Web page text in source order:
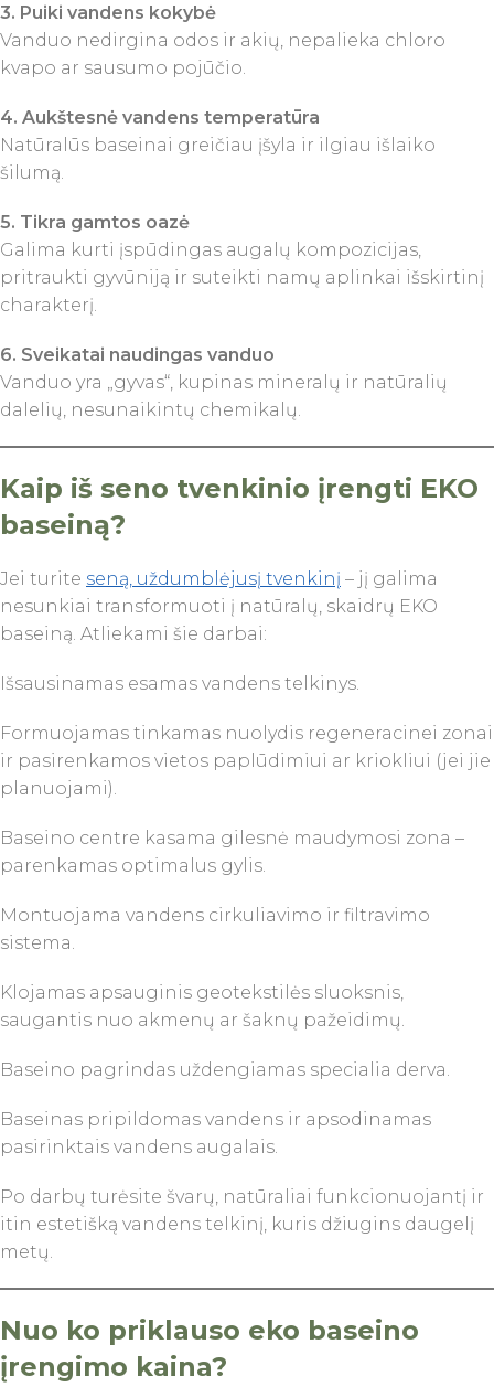
3. Puiki vandens kokybė
Vanduo nedirgina odos ir akių, nepalieka chloro
kvapo ar sausumo pojūčio.
4. Aukštesnė vandens temperatūra
Natūralūs baseinai greičiau įšyla ir ilgiau išlaiko
šilumą.
5. Tikra gamtos oazė
Galima kurti įspūdingas augalų kompozicijas,
pritraukti gyvūniją ir suteikti namų aplinkai išskirtinį
charakterį.
6. Sveikatai naudingas vanduo
Vanduo yra „gyvas“, kupinas mineralų ir natūralių
dalelių, nesunaikintų chemikalų.
Kaip iš seno tvenkinio įrengti EKO
baseiną?
Jei turite seną, uždumblėjusį tvenkinį – jį galima
nesunkiai transformuoti į natūralų, skaidrų EKO
baseiną. Atliekami šie darbai:
Išsausinamas esamas vandens telkinys.
Formuojamas tinkamas nuolydis regeneracinei zonai
ir pasirenkamos vietos paplūdimiui ar kriokliui (jei jie
planuojami).
Baseino centre kasama gilesnė maudymosi zona –
parenkamas optimalus gylis.
Montuojama vandens cirkuliavimo ir filtravimo
sistema.
Klojamas apsauginis geotekstilės sluoksnis,
saugantis nuo akmenų ar šaknų pažeidimų.
Baseino pagrindas uždengiamas specialia derva.
Baseinas pripildomas vandens ir apsodinamas
pasirinktais vandens augalais.
Po darbų turėsite švarų, natūraliai funkcionuojantį ir
itin estetišką vandens telkinį, kuris džiugins daugelį
metų.
Nuo ko priklauso eko baseino
įrengimo kaina?